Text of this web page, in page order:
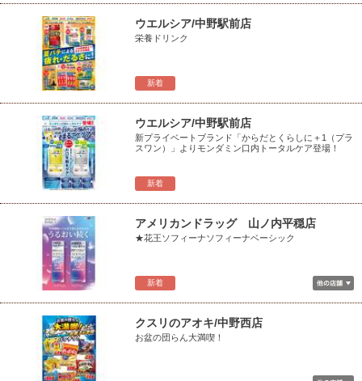
新着
ウエルシア/中野駅前店
栄養ドリンク
新着
ウエルシア/中野駅前店
新プライベートブランド「からだとくらしに＋1（プラ
スワン）」よりモンダミン口内トータルケア登場！
新着
アメリカンドラッグ 山ノ内平穏店
★花王ソフィーナソフィーナベーシック
クスリのアオキ/中野西店
お盆の団らん大満喫！